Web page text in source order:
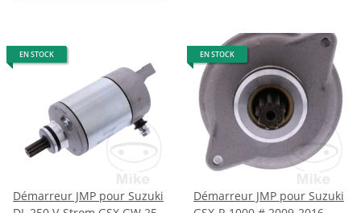
EN STOCK
Démarreur JMP pour Suzuki
EN STOCK
Démarreur JMP pour Suzuki